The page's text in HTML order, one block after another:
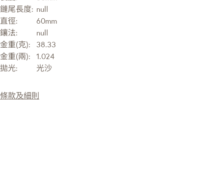
鏈尾長度: null
直徑:
60mm
鑲法:
null
金重(克):
38.33
金重(兩):
1.024
拋光:
光沙
條款及細則